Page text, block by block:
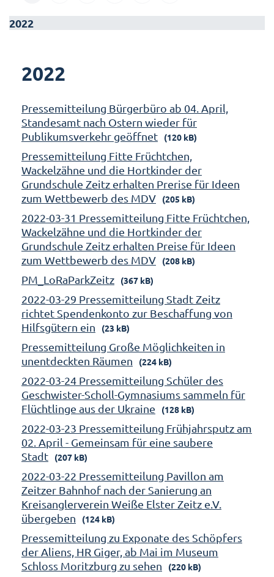
2022
2022
Pressemitteilung Bürgerbüro ab 04. April,
Standesamt nach Ostern wieder für
Publikumsverkehr geöffnet
(120 kB)
Pressemitteilung Fitte Früchtchen,
Wackelzähne und die Hortkinder der
Grundschule Zeitz erhalten Prerise für Ideen
zum Wettbewerb des MDV
(205 kB)
2022-03-31 Pressemitteilung Fitte Früchtchen,
Wackelzähne und die Hortkinder der
Grundschule Zeitz erhalten Preise für Ideen
zum Wettbewerb des MDV
(208 kB)
PM_LoRaParkZeitz (367 kB)
2022-03-29 Pressemitteilung Stadt Zeitz
richtet Spendenkonto zur Beschaffung von
Hilfsgütern ein
(23 kB)
Pressemitteilung Große Möglichkeiten in
unentdeckten Räumen
(224 kB)
2022-03-24 Pressemitteilung Schüler des
Geschwister-Scholl-Gymnasiums sammeln für
Flüchtlinge aus der Ukraine
(128 kB)
2022-03-23 Pressemitteilung Frühjahrsputz am
02. April - Gemeinsam für eine saubere
Stadt
(207 kB)
2022-03-22 Pressemitteilung Pavillon am
Zeitzer Bahnhof nach der Sanierung an
Kreisanglerverein Weiße Elster Zeitz e.V.
übergeben
(124 kB)
Pressemitteilung zu Exponate des Schöpfers
der Aliens, HR Giger, ab Mai im Museum
Schloss Moritzburg zu sehen
(220 kB)